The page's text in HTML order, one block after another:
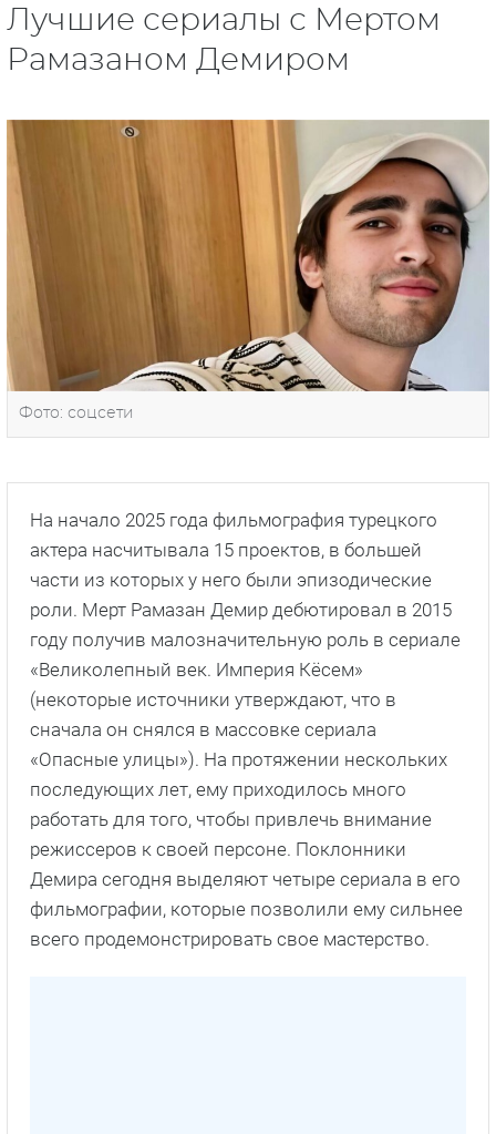
Лучшие сериалы с Мертом
Рамазаном Демиром
Фото: соцсети
На начало 2025 года фильмография турецкого
актера насчитывала 15 проектов, в большей
части из которых у него были эпизодические
роли. Мерт Рамазан Демир дебютировал в 2015
году получив малозначительную роль в сериале
«Великолепный век. Империя Кёсем»
(некоторые источники утверждают, что в
сначала он снялся в массовке сериала
«Опасные улицы»). На протяжении нескольких
последующих лет, ему приходилось много
работать для того, чтобы привлечь внимание
режиссеров к своей персоне. Поклонники
Демира сегодня выделяют четыре сериала в его
фильмографии, которые позволили ему сильнее
всего продемонстрировать свое мастерство.